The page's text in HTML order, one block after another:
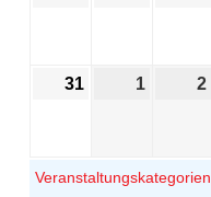
31 1 2
Veranstaltungskategorien